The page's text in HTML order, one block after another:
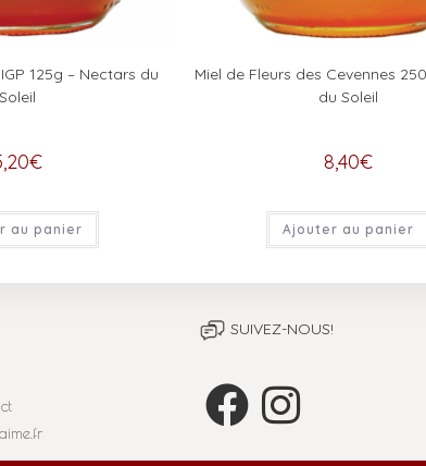
125g – Nectars du
Soleil
€
au panier
Miel de Fleurs des Cevennes
du Soleil
8,40€
Ajouter au panier
SUIVEZ-NOUS!